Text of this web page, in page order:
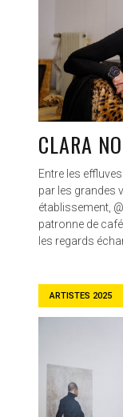
CLARA
Entre les
par les grandes
établissement,
patronne de
les regards
ARTISTES 2025